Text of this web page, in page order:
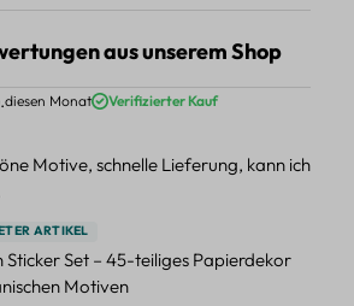
aus unserem Shop
von 5 von 5 Sternen
diesen Monat Verifizierter Kauf
Motive, schnelle Lieferung, kann ich
ARTIKEL
Sticker Set – 45-teiliges Papierdekor
Motiven